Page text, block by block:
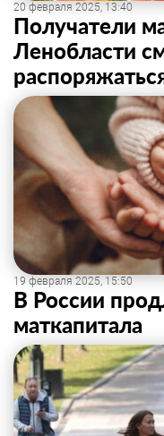
20 февраля 2025, 13:40
Получатели
Ленобласти
19 февраля 2025, 15:50
В России
маткапитала